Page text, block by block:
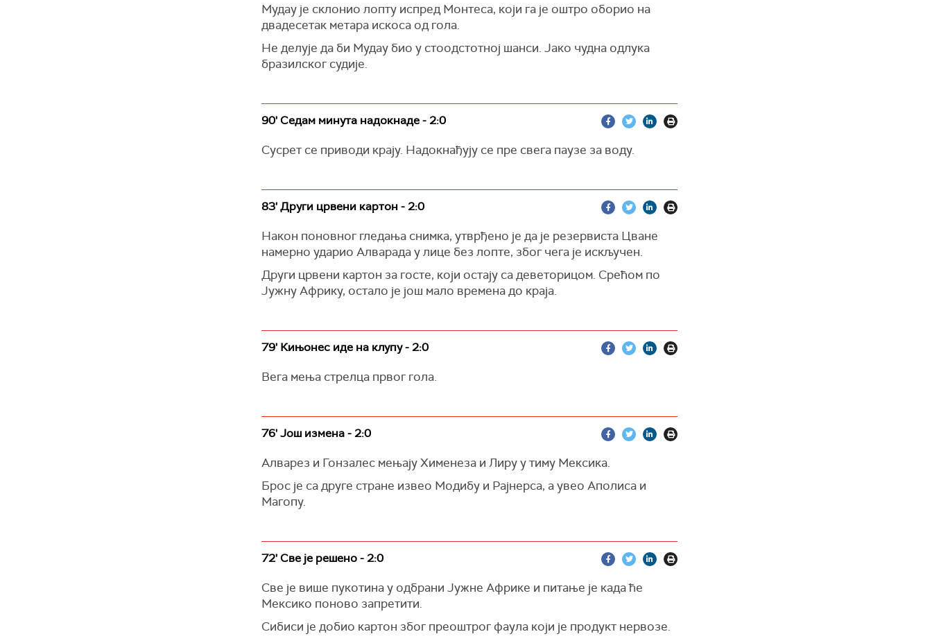
Мудау је склонио лопту испред Монтеса, који га је оштро оборио на
двадесетак метара искоса од гола.
Не делује да би Мудау био у стоодстотној шанси. Јако чудна одлука
бразилског судије.
90' Седам минута надокнаде - 2:0
Сусрет се приводи крају. Надокнађују се пре свега паузе за воду.
83' Други црвени картон - 2:0
Након поновног гледања снимка, утврђено је да је резервиста Цване
намерно ударио Алварада у лице без лопте, због чега је искључен.
Други црвени картон за госте, који остају са деветорицом. Срећом по
Јужну Африку, остало је још мало времена до краја.
79' Кињонес иде на клупу - 2:0
Вега мења стрелца првог гола.
76' Још измена - 2:0
Алварез и Гонзалес мењају Хименеза и Лиру у тиму Мексика.
Брос је са друге стране извео Модибу и Рајнерса, а увео Аполиса и
Магопу.
72' Све је решено - 2:0
Све је више пукотина у одбрани Јужне Африке и питање је када ће
Мексико поново запретити.
Сибиси је добио картон због преоштрог фаула који је продукт нервозе.